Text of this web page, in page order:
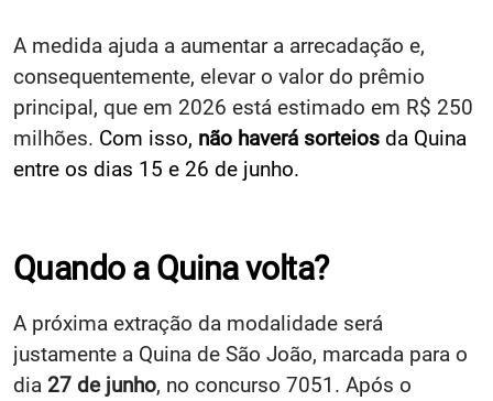
A medida ajuda a aumentar a arrecadação e,
consequentemente, elevar o valor do prêmio
principal, que em 2026 está estimado em R$ 250
milhões. Com isso, não haverá sorteios da Quina
entre os dias 15 e 26 de junho.
Quando a Quina volta?
A próxima extração da modalidade será
justamente a Quina de São João, marcada para o
dia 27 de junho, no concurso 7051. Após o